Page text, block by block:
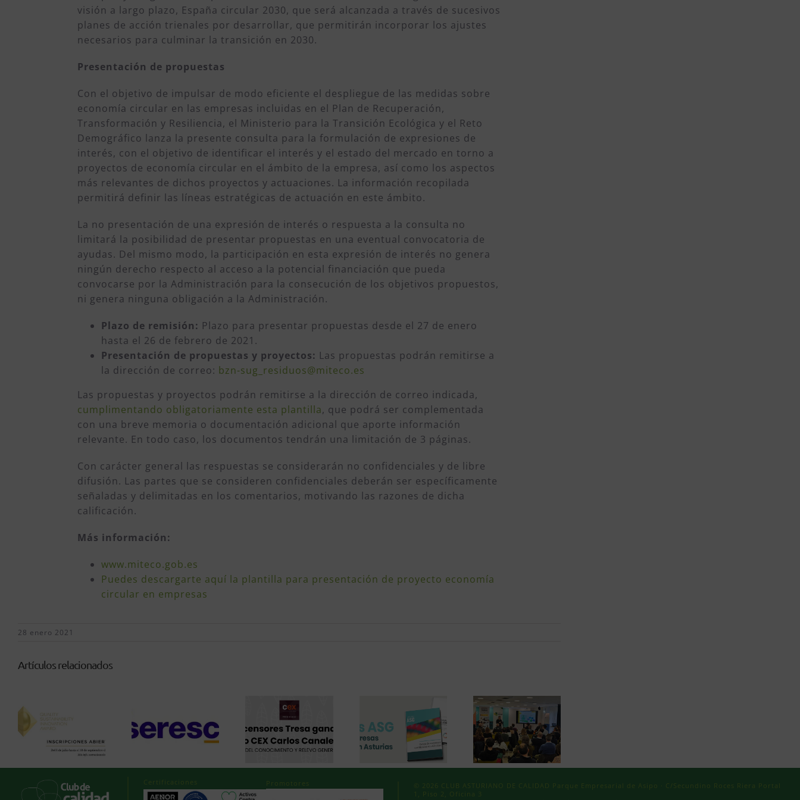
visión a largo plazo, España circular 2030, que será alcanzada a través de sucesivos
planes de acción trienales por desarrollar, que permitirán incorporar los ajustes
necesarios para culminar la transición en 2030.
Presentación de propuestas
Con el objetivo de impulsar de modo eficiente el despliegue de las medidas sobre
economía circular en las empresas incluidas en el Plan de Recuperación,
Transformación y Resiliencia, el Ministerio para la Transición Ecológica y el Reto
Demográfico lanza la presente consulta para la formulación de expresiones de
interés, con el objetivo de identificar el interés y el estado del mercado en torno a
proyectos de economía circular en el ámbito de la empresa, así como los aspectos
más relevantes de dichos proyectos y actuaciones. La información recopilada
permitirá definir las líneas estratégicas de actuación en este ámbito.
La no presentación de una expresión de interés o respuesta a la consulta no
limitará la posibilidad de presentar propuestas en una eventual convocatoria de
ayudas. Del mismo modo, la participación en esta expresión de interés no genera
ningún derecho respecto al acceso a la potencial financiación que pueda
convocarse por la Administración para la consecución de los objetivos propuestos,
ni genera ninguna obligación a la Administración.
Plazo de remisión: Plazo para presentar propuestas desde el 27 de enero
hasta el 26 de febrero de 2021.
Presentación de propuestas y proyectos: Las propuestas podrán remitirse a
la dirección de correo: bzn-sug_residuos@miteco.es
Las propuestas y proyectos podrán remitirse a la dirección de correo indicada,
cumplimentando obligatoriamente esta plantilla, que podrá ser complementada
con una breve memoria o documentación adicional que aporte información
relevante. En todo caso, los documentos tendrán una limitación de 3 páginas.
Con carácter general las respuestas se considerarán no confidenciales y de libre
difusión. Las partes que se consideren confidenciales deberán ser específicamente
señaladas y delimitadas en los comentarios, motivando las razones de dicha
calificación.
Más información:
www.miteco.gob.es
Puedes descargarte aquí la plantilla para presentación de proyecto economía
circular en empresas
28 enero 2021
Artículos relacionados
Certificaciones Promotores
© 2026 CLUB ASTURIANO DE CALIDAD Parque Empresarial de Asipo · C/Secundino Roces Riera Portal
1, Piso 2, Oficina 3